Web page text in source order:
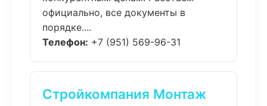
официально, все документы в
порядке....
Телефон: +7 (951) 569-96-31
Стройкомпания Монтаж